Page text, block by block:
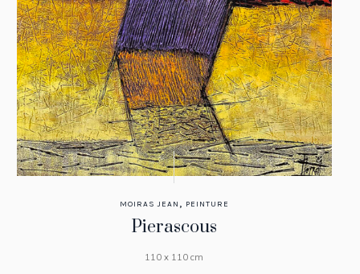
MOIRAS JEAN , PEINTURE
Pierascous
110 x 110 cm